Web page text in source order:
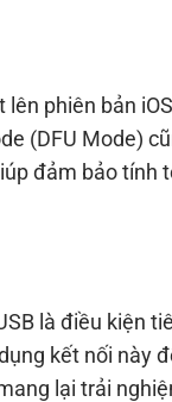
phiên bản
(DFU Mode)
đảm bảo tính
là điều kiện
kết nối này
lại trải